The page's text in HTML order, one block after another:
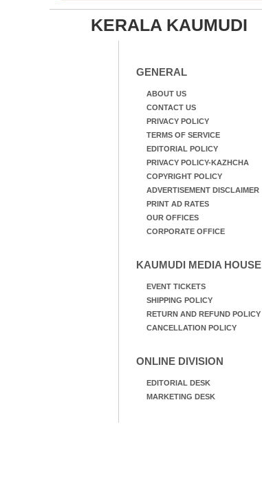
KERALA KAUMUDI
GENERAL
ABOUT US
CONTACT US
PRIVACY POLICY
TERMS OF SERVICE
EDITORIAL POLICY
PRIVACY POLICY-KAZHCHA
COPYRIGHT POLICY
ADVERTISEMENT DISCLAIMER
PRINT AD RATES
OUR OFFICES
CORPORATE OFFICE
KAUMUDI MEDIA HOUSE
EVENT TICKETS
SHIPPING POLICY
RETURN AND REFUND POLICY
CANCELLATION POLICY
ONLINE DIVISION
EDITORIAL DESK
MARKETING DESK